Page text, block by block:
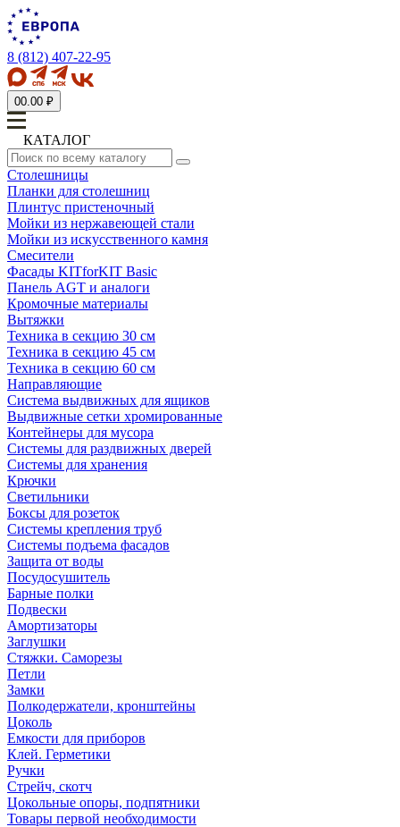
8 (812) 407-22-95
00.00 ₽
КАТАЛОГ
Столешницы
Планки для столешниц
Плинтус пристеночный
Мойки из нержавеющей стали
Мойки из искусственного камня
Смесители
Фасады KITforKIT Basic
Панель AGT и аналоги
Кромочные материалы
Вытяжки
Техника в секцию 30 см
Техника в секцию 45 см
Техника в секцию 60 см
Направляющие
Система выдвижных для ящиков
Выдвижные сетки хромированные
Контейнеры для мусора
Системы для раздвижных дверей
Системы для хранения
Крючки
Светильники
Боксы для розеток
Системы крепления труб
Системы подъема фасадов
Защита от воды
Посудосушитель
Барные полки
Подвески
Амортизаторы
Заглушки
Стяжки. Саморезы
Петли
Замки
Полкодержатели, кронштейны
Цоколь
Емкости для приборов
Клей. Герметики
Ручки
Стрейч, скотч
Цокольные опоры, подпятники
Товары первой необходимости